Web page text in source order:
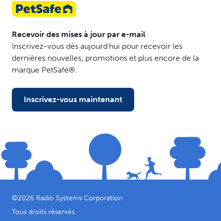
Recevoir des mises à jour par e-mail
Inscrivez-vous dès aujourd'hui pour recevoir les
dernières nouvelles, promotions et plus encore de la
marque PetSafe®.
Inscrivez-vous maintenant
©2026 Radio Systems Corporation
Tous droits réservés.